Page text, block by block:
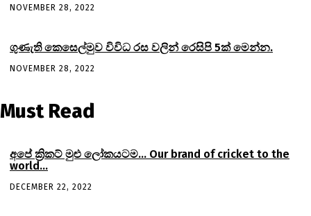
NOVEMBER 28, 2022
ගුණැති කෙසෙල්මුව විවිධ රස වලින් රෙසිපි 5ක් මෙන්න.
NOVEMBER 28, 2022
Must Read
අපේ ක්‍රිකට් මුළු ලෝකයටම… Our brand of cricket to the
world…
DECEMBER 22, 2022